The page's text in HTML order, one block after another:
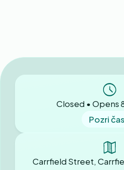
Closed • Opens
Pozri
Carrfield Street,